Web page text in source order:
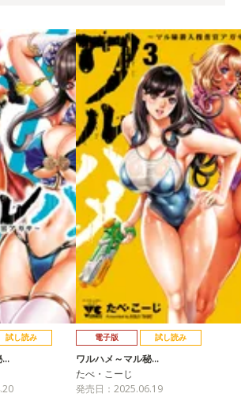
試し読み
…
電子版 試し読み
ワルハメ～マル秘…
たべ・こーじ
発売日：2025.06.19